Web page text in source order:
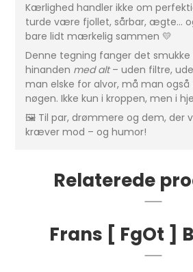
Kærlighed handler ikke om
turde være fjollet, sårbar, ægte…
bare lidt mærkelig sammen 💛
Denne tegning fanger det smukke
hinanden med alt– uden filtre,
man elske for alvor, må man
nøgen. Ikke kun i kroppen, men i
🖼️ Til par, drømmere og dem, der
kræver mod – og humor!
Relaterede
Frans [ FgOt ]